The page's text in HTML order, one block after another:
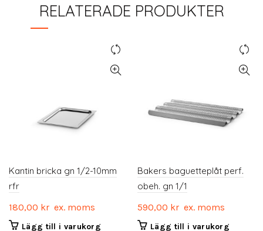
flera
alternativen
produktsidan
flera
alternativen
på
produktsidan
RELATERADE PRODUKTER
Kantin bricka gn 1/2-10mm
rfr
180,00 kr ex. moms
Lägg till i varukorg
Bakers baguetteplåt perf.
obeh. gn 1/1
590,00 kr ex. moms
Lägg till i varukorg